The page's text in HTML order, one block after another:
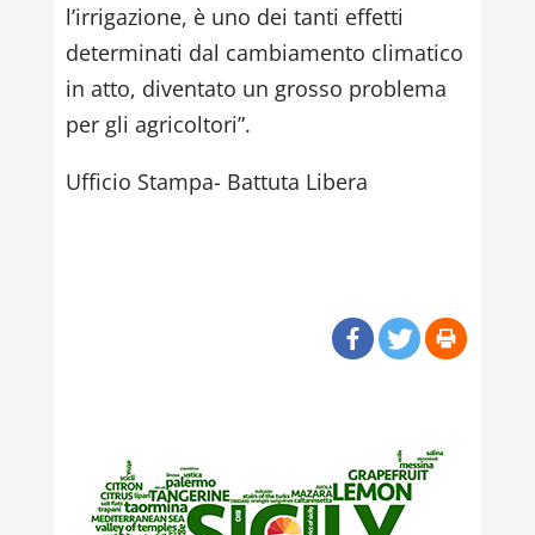
l’irrigazione, è uno dei tanti effetti
determinati dal cambiamento climatico
in atto, diventato un grosso problema
per gli agricoltori”.
Ufficio Stampa- Battuta Libera